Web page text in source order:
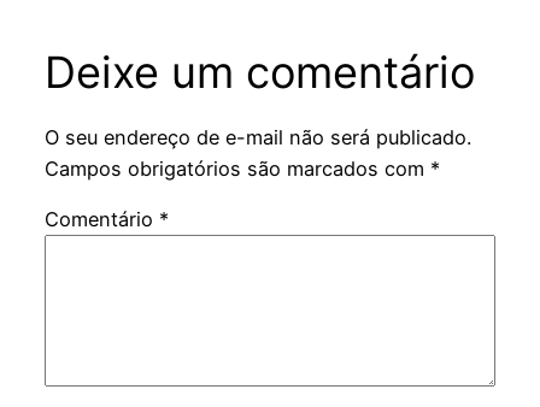
Deixe um comentário
O seu endereço de e-mail não será publicado.
Campos obrigatórios são marcados com *
Comentário *